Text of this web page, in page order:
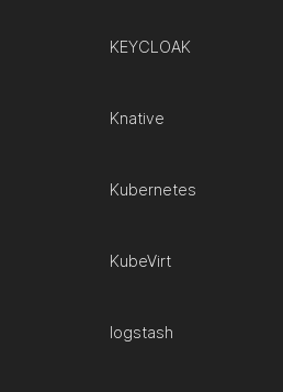
KEYCLOAK
Knative
Kubernetes
KubeVirt
logstash